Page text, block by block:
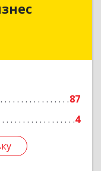
87
4
"Бизнес
Подробнее